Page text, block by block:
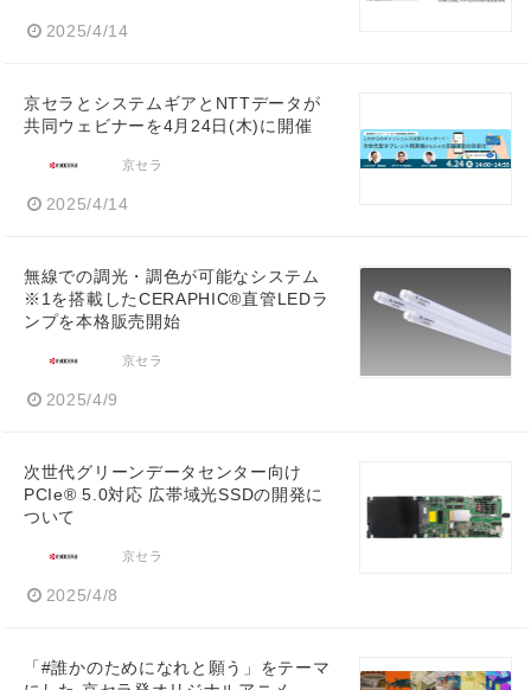
2025/4/14
京セラとシステムギアとNTTデータが
共同ウェビナーを4月24日(木)に開催
京セラ
2025/4/14
無線での調光・調色が可能なシステム
※1を搭載したCERAPHIC®直管LEDラ
ンプを本格販売開始
京セラ
2025/4/9
次世代グリーンデータセンター向け
PCIe® 5.0対応 広帯域光SSDの開発に
ついて
京セラ
2025/4/8
「#誰かのためになれと願う」をテーマ